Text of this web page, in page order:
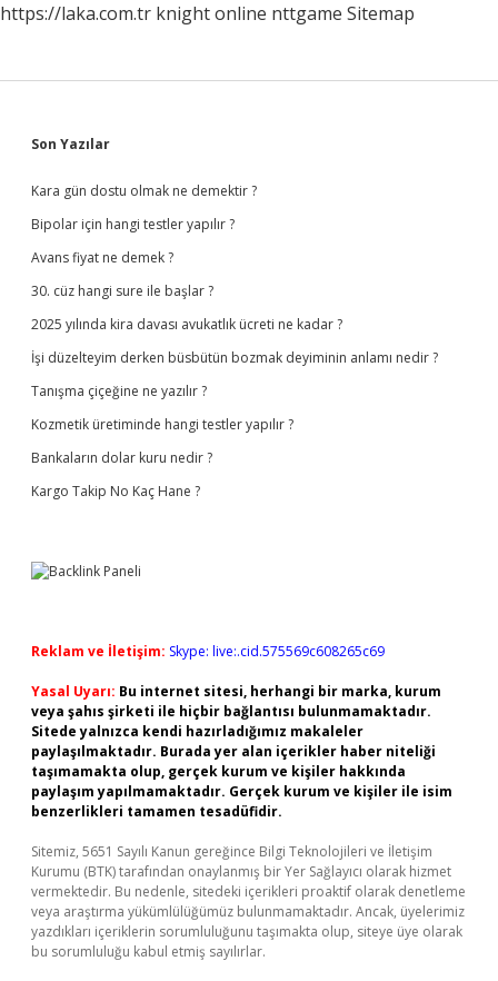
https://laka.com.tr knight online nttgame Sitemap
Sidebar
Son Yazılar
Kara gün dostu olmak ne demektir ?
Bipolar için hangi testler yapılır ?
Avans fiyat ne demek ?
30. cüz hangi sure ile başlar ?
2025 yılında kira davası avukatlık ücreti ne kadar ?
İşi düzelteyim derken büsbütün bozmak deyiminin anlamı nedir ?
Tanışma çiçeğine ne yazılır ?
Kozmetik üretiminde hangi testler yapılır ?
Bankaların dolar kuru nedir ?
Kargo Takip No Kaç Hane ?
Reklam ve İletişim: Skype: live:.cid.575569c608265c69
Yasal Uyarı: Bu internet sitesi, herhangi bir marka, kurum
veya şahıs şirketi ile hiçbir bağlantısı bulunmamaktadır.
Sitede yalnızca kendi hazırladığımız makaleler
paylaşılmaktadır. Burada yer alan içerikler haber niteliği
taşımamakta olup, gerçek kurum ve kişiler hakkında
paylaşım yapılmamaktadır. Gerçek kurum ve kişiler ile isim
benzerlikleri tamamen tesadüfidir.
Sitemiz, 5651 Sayılı Kanun gereğince Bilgi Teknolojileri ve İletişim
Kurumu (BTK) tarafından onaylanmış bir Yer Sağlayıcı olarak hizmet
vermektedir. Bu nedenle, sitedeki içerikleri proaktif olarak denetleme
veya araştırma yükümlülüğümüz bulunmamaktadır. Ancak, üyelerimiz
yazdıkları içeriklerin sorumluluğunu taşımakta olup, siteye üye olarak
bu sorumluluğu kabul etmiş sayılırlar.